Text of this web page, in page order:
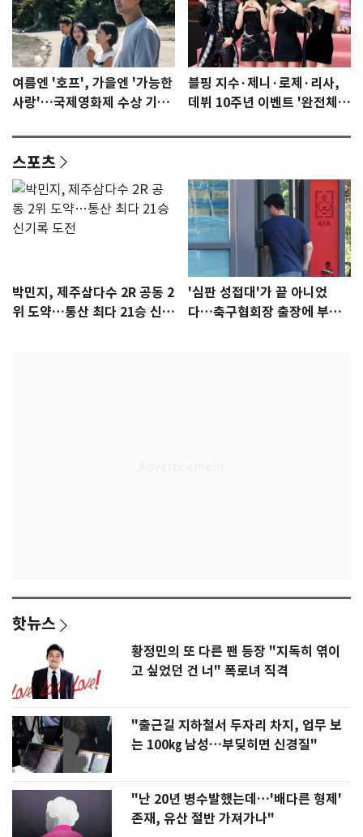
여름엔 '호프', 가을엔 '가능한
사랑'…국제영화제 수상 기대
블핑 지수·제니·로제·리사,
데뷔 10주년 이벤트 '완전체'
스포츠
박민지, 제주삼다수 2R 공동 2
위 도약…통산 최다 21승 신기
'심판 성접대'가 끝 아니었
다…축구협회장 출장에 부인
핫뉴스
황정민의 또 다른 팬 등장 "지독히 엮이
고 싶었던 건 너" 폭로녀 직격
"출근길 지하철서 두자리 차지, 업무 보
는 100㎏ 남성…부딪히면 신경질"
"난 20년 병수발했는데…'배다른 형제'
존재, 유산 절반 가져가나"